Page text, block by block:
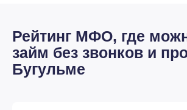
Рейтинг МФО, где
займ без звонков и
Бугульме